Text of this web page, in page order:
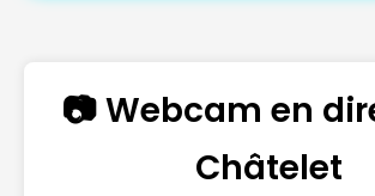
📷 Webcam en
Châtelet